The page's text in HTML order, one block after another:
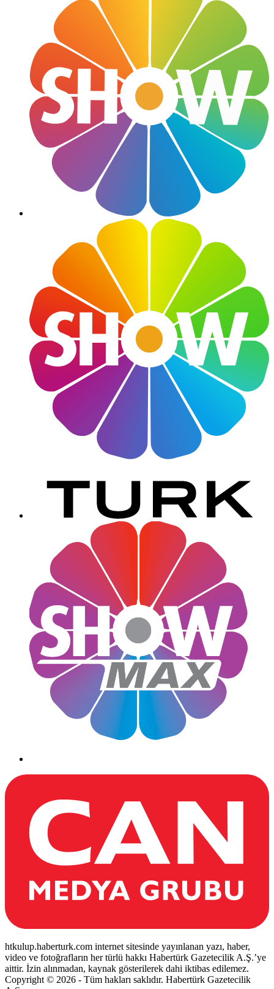
htkulup.haberturk.com internet sitesinde yayınlanan yazı, haber,
video ve fotoğrafların her türlü hakkı Habertürk Gazetecilik A.Ş.’ye
aittir. İzin alınmadan, kaynak gösterilerek dahi iktibas edilemez.
Copyright © 2026 - Tüm hakları saklıdır. Habertürk Gazetecilik